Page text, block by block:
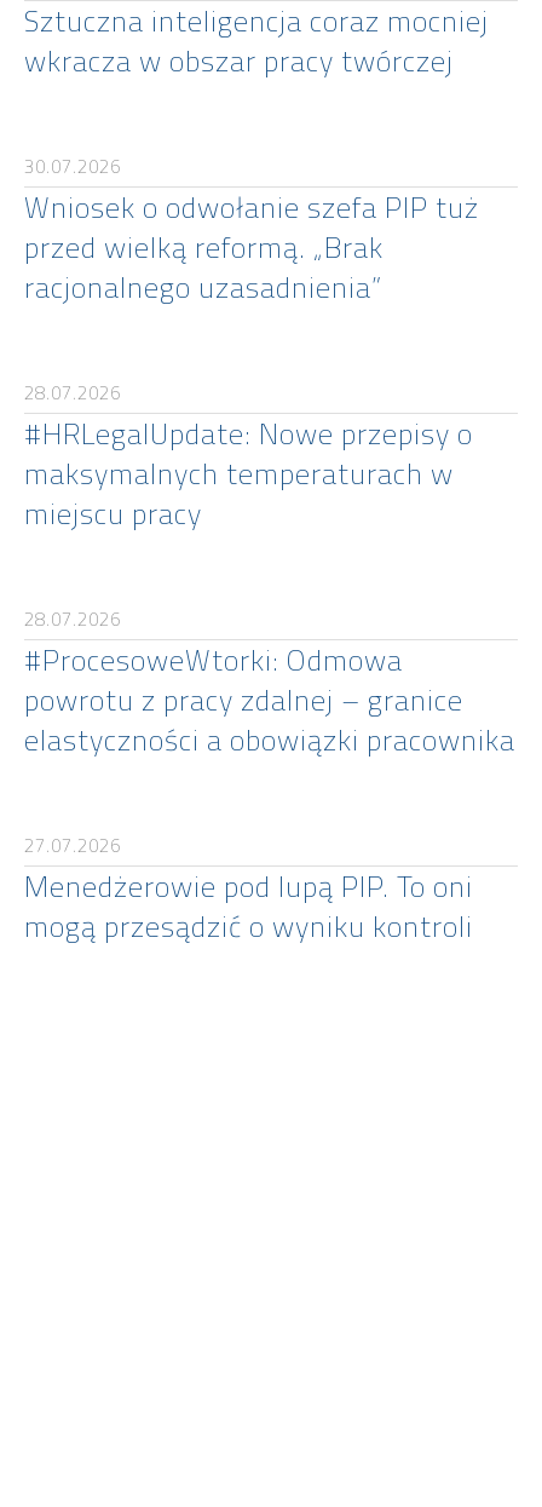
Sztuczna inteligencja coraz mocniej
wkracza w obszar pracy twórczej
30.07.2026
Wniosek o odwołanie szefa PIP tuż
przed wielką reformą. „Brak
racjonalnego uzasadnienia”
28.07.2026
#HRLegalUpdate: Nowe przepisy o
maksymalnych temperaturach w
miejscu pracy
28.07.2026
#ProcesoweWtorki: Odmowa
powrotu z pracy zdalnej – granice
elastyczności a obowiązki pracownika
27.07.2026
Menedżerowie pod lupą PIP. To oni
mogą przesądzić o wyniku kontroli